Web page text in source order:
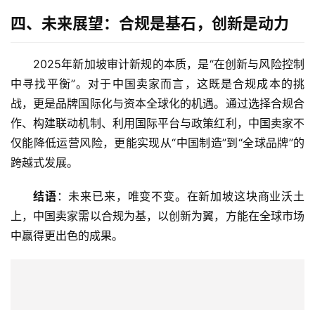
四、未来展望：合规是基石，创新是动力
2025年新加坡审计新规的本质，是“在创新与风险控制
中寻找平衡”。对于中国卖家而言，这既是合规成本的挑
战，更是品牌国际化与资本全球化的机遇。通过选择合规合
作、构建联动机制、利用国际平台与政策红利，中国卖家不
仅能降低运营风险，更能实现从“中国制造”到“全球品牌”的
跨越式发展。
结语 ：未来已来，唯变不变。在新加坡这块商业沃土
上，中国卖家需以合规为基，以创新为翼，方能在全球市场
中赢得更出色的成果。